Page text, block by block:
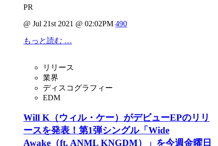
PR
@ Jul 21st 2021 @ 02:02PM 490
もっと読む …
リリース
業界
ディスコグラフィー
EDM
Will K（ウィル・ケー）がデビューEPのリリ
ースを発表！第1弾シングル「Wide
Awake（ft. ANML KNGDM）」を今週金曜日